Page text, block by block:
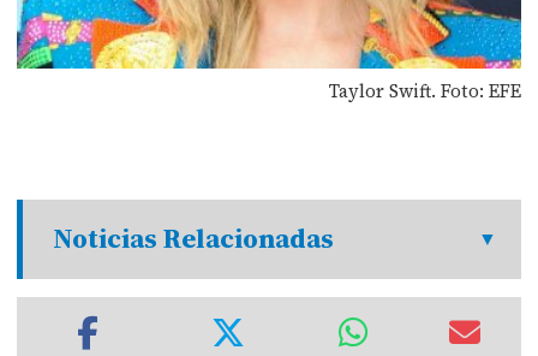
Taylor Swift. Foto: EFE
Noticias Relacionadas